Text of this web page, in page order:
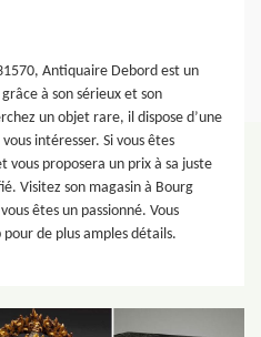
Antiquaire Debord est un
à son sérieux et son
un objet rare, il dispose d’une
intéresser. Si vous êtes
vous proposera un prix à sa juste
Visitez son magasin à Bourg
êtes un passionné. Vous
de plus amples détails.